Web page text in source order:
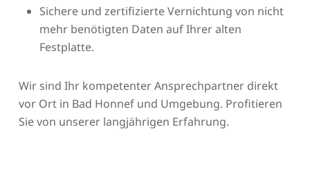
Sichere und zertifizierte Vernichtung von nicht
mehr benötigten Daten auf Ihrer alten
Festplatte.
Wir sind Ihr kompetenter Ansprechpartner direkt
vor Ort in Bad Honnef und Umgebung. Profitieren
Sie von unserer langjährigen Erfahrung.